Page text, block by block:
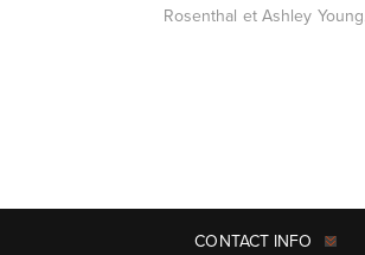
Rosenthal et Ashley
CONTACT INFO